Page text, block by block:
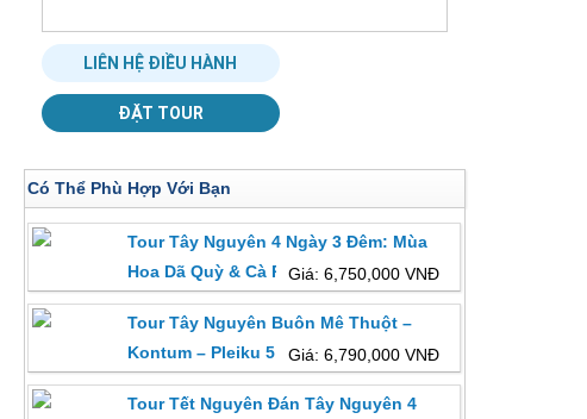
LIÊN HỆ ĐIỀU HÀNH
ĐẶT TOUR
Có Thể Phù Hợp Với Bạn
Tour Tây Nguyên 4 Ngày 3 Đêm: Mùa
Hoa Dã Quỳ & Cà Phê Đại Ngàn
Giá: 6,750,000 VNĐ
Tour Tây Nguyên Buôn Mê Thuột –
Kontum – Pleiku 5 Ngày Khởi Hành Từ
Hà Nội
Giá: 6,790,000 VNĐ
Tour Tết Nguyên Đán Tây Nguyên 4